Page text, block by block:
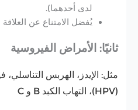
لدى أحدهما).
يُفضل الامتناع عن العلاقة
ثانيًا: الأمراض الفيروسية
مثل: الإيدز، الهربس
(HPV)، التهاب الكبد B و C